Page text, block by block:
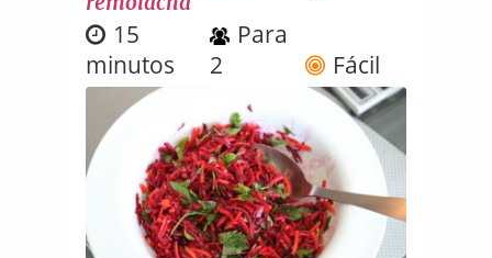
15
minutos
Para
2
Fácil